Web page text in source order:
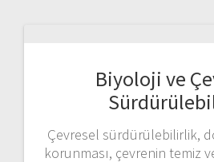
Biyoloji ve
Çevresel sürdürülebilirlik,
korunması, çevrenin temiz